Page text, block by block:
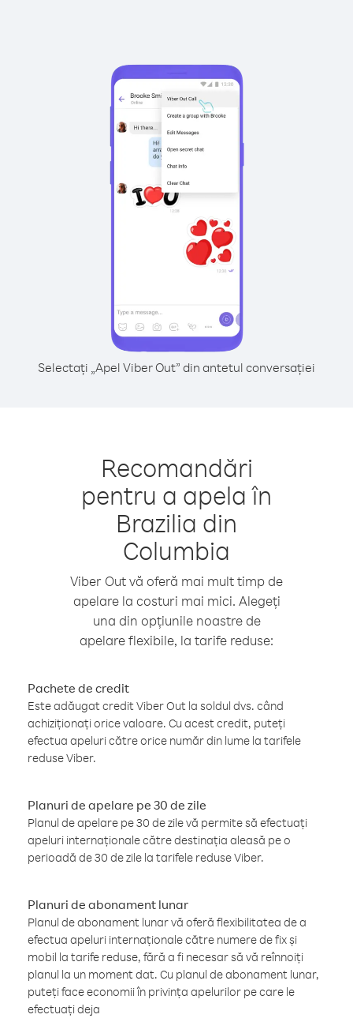
Selectați „Apel Viber Out” din antetul conversației
Recomandări
pentru a apela în
Brazilia din
Columbia
Viber Out vă oferă mai mult timp de
apelare la costuri mai mici. Alegeți
una din opțiunile noastre de
apelare flexibile, la tarife reduse:
Pachete de credit
Este adăugat credit Viber Out la soldul dvs. când
achiziționați orice valoare. Cu acest credit, puteți
efectua apeluri către orice număr din lume la tarifele
reduse Viber.
Planuri de apelare pe 30 de zile
Planul de apelare pe 30 de zile vă permite să efectuați
apeluri internaționale către destinația aleasă pe o
perioadă de 30 de zile la tarifele reduse Viber.
Planuri de abonament lunar
Planul de abonament lunar vă oferă flexibilitatea de a
efectua apeluri internaționale către numere de fix și
mobil la tarife reduse, fără a fi necesar să vă reînnoiți
planul la un moment dat. Cu planul de abonament lunar,
puteți face economii în privința apelurilor pe care le
efectuați deja